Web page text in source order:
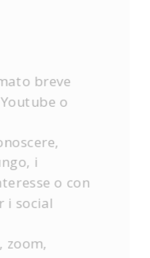
breve
o
i
o con
i social
zoom,